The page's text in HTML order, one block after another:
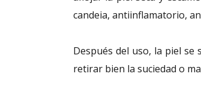
candeia, antiinflamatorio,
Después del uso, la piel se
retirar bien la suciedad o